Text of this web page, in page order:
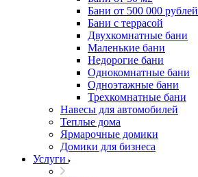
Бани от 500 000 рублей
Бани с террасой
Двухкомнатные бани
Маленькие бани
Недорогие бани
Однокомнатные бани
Одноэтажные бани
Трехкомнатные бани
Навесы для автомобилей
Теплые дома
Ярмарочные домики
Домики для бизнеса
Услуги